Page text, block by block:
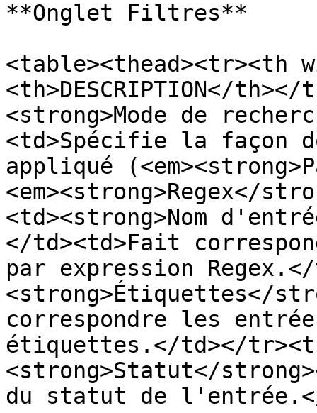
**Onglet Filtres**
<table><thead><tr><th
<th>DESCRIPTION</
<strong>Mode de
<td>Spécifie la
appliqué
<em><strong>Regex</
<td><strong>Nom
</td><td>Fait
par expression
<strong>Étiquettes</
correspondre les
étiquettes.</td></
<strong>Statut</
du statut de